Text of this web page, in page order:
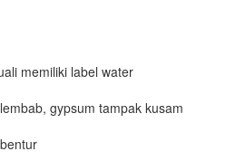
memiliki label water
gypsum tampak kusam